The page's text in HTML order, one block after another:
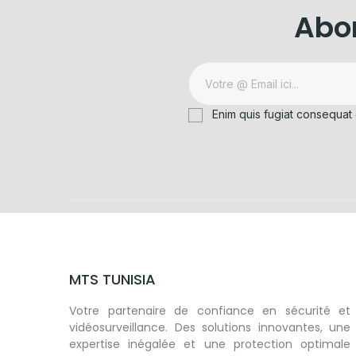
Enim quis fugiat
MTS TUNISIA
Votre partenaire de confiance en sécurité et
vidéosurveillance. Des solutions innovantes, une
expertise inégalée et une protection optimale